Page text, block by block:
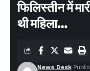
फिलिस्तीन में
थी महिला…
News Desk